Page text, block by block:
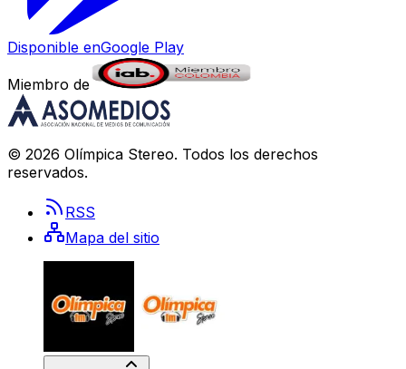
Disponible enGoogle Play
Miembro de
© 2026 Olímpica Stereo. Todos los derechos
reservados.
RSS
Mapa del sitio